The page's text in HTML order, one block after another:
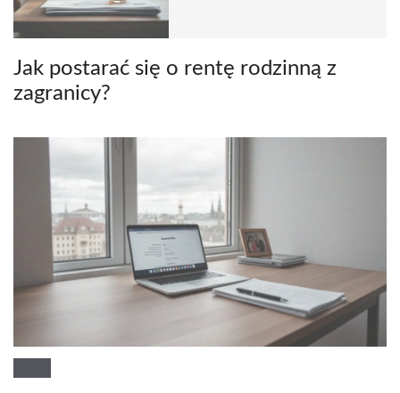
Jak postarać się o rentę rodzinną z
zagranicy?